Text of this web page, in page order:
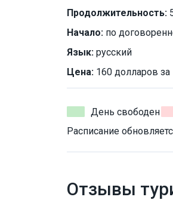
Продолжительность:
Начало: по
Язык: русский
Цена: 160 долларов за
День свободен
Расписание
Отзывы